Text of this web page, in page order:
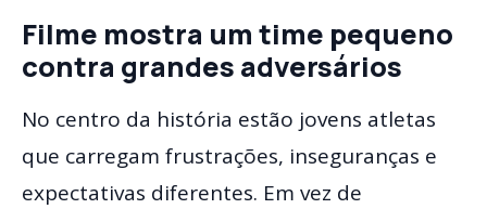
Filme mostra um time pequeno
contra grandes adversários
No centro da história estão jovens atletas
que carregam frustrações, inseguranças e
expectativas diferentes. Em vez de